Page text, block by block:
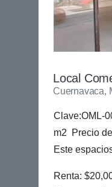
Local
Cuernavaca,
Clave:OML-
m2 Precio
Este
Renta: